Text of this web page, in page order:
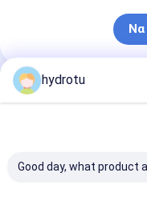
Να
Οι Κατηγορίες Μας
hydrotu
Good day, what product